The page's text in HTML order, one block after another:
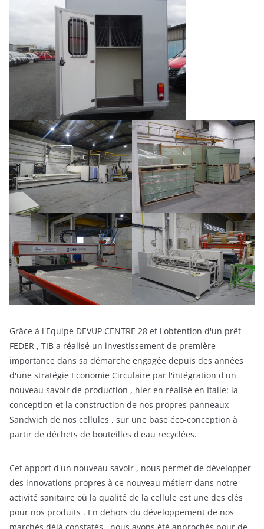
Grâce à l'Equipe DEVUP CENTRE 28 et l'obtention d'un prêt
FEDER , TIB a réalisé un investissement de première
importance dans sa démarche engagée depuis des années
d'une stratégie Economie Circulaire par l'intégration d'un
nouveau savoir de production , hier en réalisé en Italie: la
conception et la construction de nos propres panneaux
Sandwich de nos cellules , sur une base éco-conception à
partir de déchets de bouteilles d'eau recyclées.
Cet apport d'un nouveau savoir , nous permet de développer
des innovations propres à ce nouveau métierr dans notre
activité sanitaire où la qualité de la cellule est une des clés
pour nos produits . En dehors du développement de nos